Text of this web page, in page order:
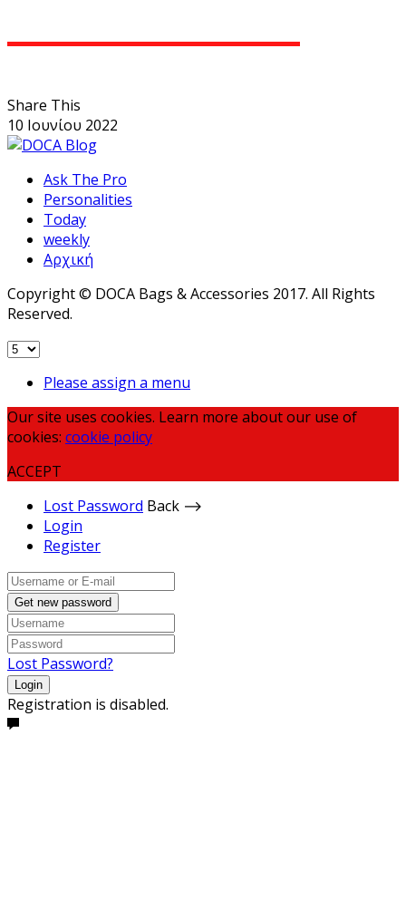
Share This
10 Ιουνίου 2022
Ask The Pro
Personalities
Today
weekly
Αρχική
Copyright © DOCA Bags & Accessories 2017. All Rights
Reserved.
Please assign a menu
Our site uses cookies. Learn more about our use of
cookies: cookie policy
ACCEPT
Lost Password Back ⟶
Login
Register
Get new password
Lost Password?
Login
Registration is disabled.